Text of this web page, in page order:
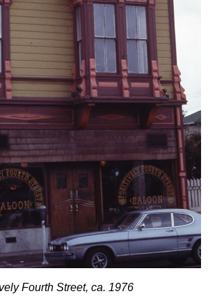
Fourth Street, ca. 1976